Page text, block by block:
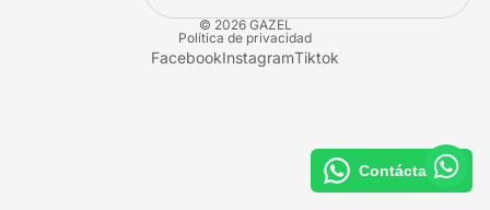
© 2026 GAZEL
Política de privacidad
FacebookInstagramTiktok
Contáctanos